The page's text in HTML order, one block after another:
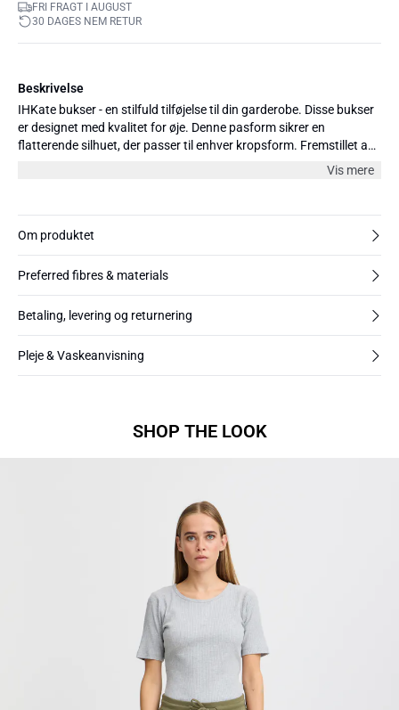
FRI FRAGT I AUGUST
30 DAGES NEM RETUR
Beskrivelse
IHKate bukser - en stilfuld tilføjelse til din garderobe. Disse bukser
er designet med kvalitet for øje. Denne pasform sikrer en
flatterende silhuet, der passer til enhver kropsform. Fremstillet af
en blanding af polyester, viskose og elastan, tilbyder disse bukser
mere formelt look.
Vis mere
Om produktet
Preferred fibres & materials
Betaling, levering og returnering
Pleje & Vaskeanvisning
SHOP THE LOOK